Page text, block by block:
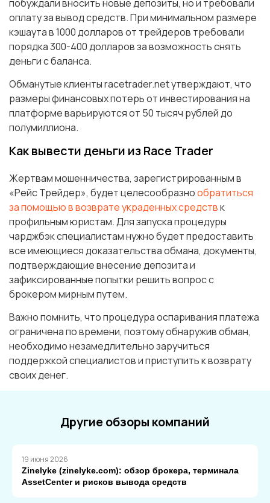
побуждали вносить новые депозиты, но и требовали
оплату за вывод средств. При минимальном размере
кэшаута в 1000 долларов от трейдеров требовали
порядка 300-400 долларов за возможность снять
деньги с баланса.
Обманутые клиенты racetrader.net утверждают, что
размеры финансовых потерь от инвестирования на
платформе варьируются от 50 тысяч рублей до
полумиллиона.
Как вывести деньги из Race Trader
Жертвам мошенничества, зарегистрированным в
«Рейс Трейдер», будет целесообразнообратиться
за помощью в возврате украденных средствк
профильным юристам. Для запуска процедуры
чарджбэк специалистам нужно будет предоставить
все имеющиеся доказательства обмана, документы,
подтверждающие внесение депозита и
зафиксированные попытки решить вопрос с
брокером мирным путем.
Важно помнить, что процедура оспаривания платежа
ограничена по времени, поэтому обнаружив обман,
необходимо незамедлительно заручиться
поддержкой специалистов и приступить к возврату
своих денег.
Другие обзоры компаний
19 июня 2026
Zinelyke (zinelyke.com): обзор брокера, терминала
AssetCenter и рисков вывода средств